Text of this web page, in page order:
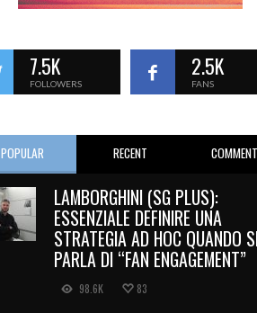
7.5K
FOLLOWERS
2.5K
FANS
POPULAR RECENT
LAMBORGHINI (SG PLUS):
ESSENZIALE DEFINIRE UNA
STRATEGIA AD HOC QUANDO
PARLA DI “FAN ENGAGEMENT”
98.6K 83